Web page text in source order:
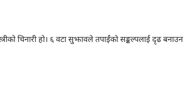
चिनारी हो। ६ वटा सुझावले तपाईंको सङ्कल्पलाई दृढ बनाउन